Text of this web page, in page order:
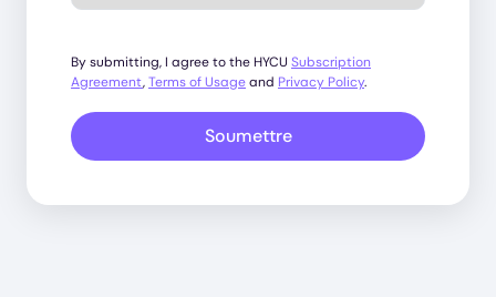
By submitting, I agree to the HYCU Subscription
Agreement,Terms of Usageand Privacy Policy.
Soumettre